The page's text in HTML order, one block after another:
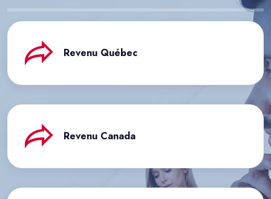
Revenu Québec
Revenu Canada